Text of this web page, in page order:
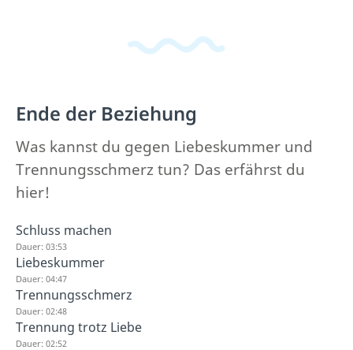
Ende der Beziehung
Was kannst du gegen Liebeskummer und
Trennungsschmerz tun? Das erfährst du
hier!
Schluss machen
Dauer: 03:53
Liebeskummer
Dauer: 04:47
Trennungsschmerz
Dauer: 02:48
Trennung trotz Liebe
Dauer: 02:52